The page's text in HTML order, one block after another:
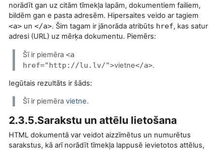
norādīt gan uz citām tīmekļa lapām, dokumentiem failiem,
bildēm gan e pasta adresēm. Hipersaites veido ar tagiem
<a> un </a>. Šim tagam ir jānorāda atribūts href, kas satur
adresi (URL) uz mērķa dokumentu. Piemērs:
Šī ir piemēra <a
href="http://lu . lv/">vietne</a>.
Iegūtais rezultāts ir šāds:
Šī ir piemēra vietne.
2.3.5.Sarakstu un attēlu lietošana
HTML dokumentā var veidot aizzīmētus un numurētus
sarakstus, kā arī norādīt tīmekļa lappusē ievietotos attēlus,